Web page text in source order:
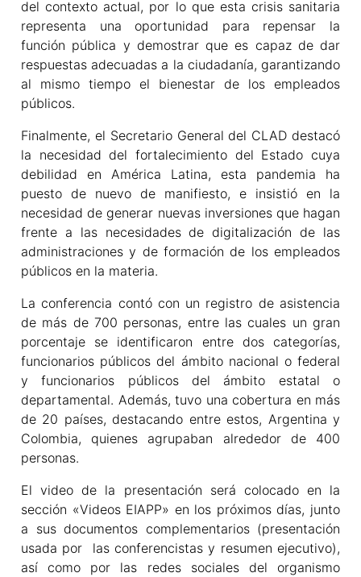
del contexto actual, por lo que esta crisis sanitaria
representa una oportunidad para repensar la
función pública y demostrar que es capaz de dar
respuestas adecuadas a la ciudadanía, garantizando
al mismo tiempo el bienestar de los empleados
públicos.
Finalmente, el Secretario General del CLAD destacó
la necesidad del fortalecimiento del Estado cuya
debilidad en América Latina, esta pandemia ha
puesto de nuevo de manifiesto, e insistió en la
necesidad de generar nuevas inversiones que hagan
frente a las necesidades de digitalización de las
administraciones y de formación de los empleados
públicos en la materia.
La conferencia contó con un registro de asistencia
de más de 700 personas, entre las cuales un gran
porcentaje se identificaron entre dos categorías,
funcionarios públicos del ámbito nacional o federal
y funcionarios públicos del ámbito estatal o
departamental. Además, tuvo una cobertura en más
de 20 países, destacando entre estos, Argentina y
Colombia, quienes agrupaban alrededor de 400
personas.
El video de la presentación será colocado en la
sección «Videos EIAPP» en los próximos días, junto
a sus documentos complementarios (presentación
usada por las conferencistas y resumen ejecutivo),
así como por las redes sociales del organismo